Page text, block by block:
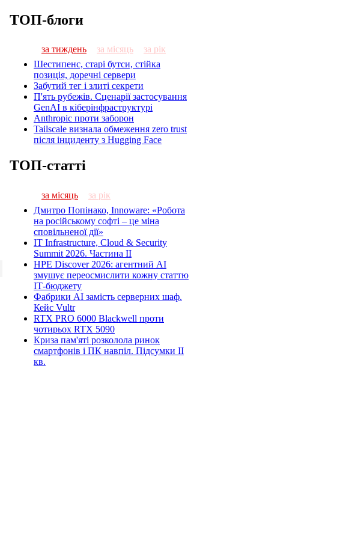
ТОП-блоги
за тиждень за місяць
за рік
Шестипенс, старі бутси, стійка
позиція, доречні сервери
Забутий тег і злиті секрети
П'ять рубежів. Сценарії застосування
GenAI в кіберінфраструктурі
Anthropic проти заборон
Tailscale визнала обмеження zero trust
після інциденту з Hugging Face
ТОП-статті
за місяць
за рік
Дмитро Попінако, Innoware: «Робота
на російському софті – це міна
сповільненої дії»
IT Infrastructure, Cloud & Security
Summit 2026. Частина ІІ
HPE Discover 2026: агентний AI
змушує переосмислити кожну статтю
ІТ-бюджету
Фабрики AI замість серверних шаф.
Кейс Vultr
RTX PRO 6000 Blackwell проти
чотирьох RTX 5090
Криза пам'яті розколола ринок
смартфонів і ПК навпіл. Підсумки ІІ
кв.